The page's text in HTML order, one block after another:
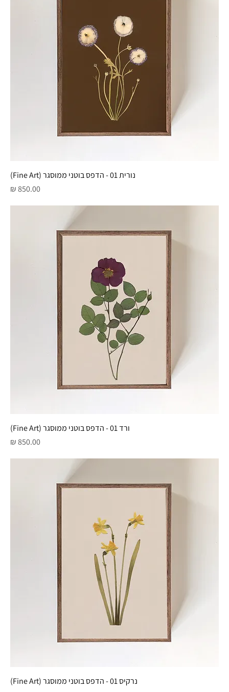
נורית 01 - הדפס בוטני ממוסגר (Fine Art)
מחיר
ורד 01 - הדפס בוטני ממוסגר (Fine Art)
מחיר
נרקיס 01 - הדפס בוטני ממוסגר (Fine Art)